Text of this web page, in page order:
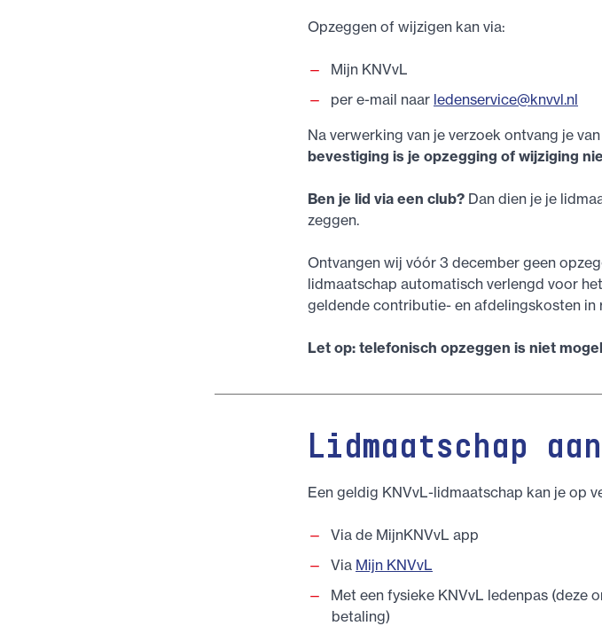
Opzeggen of wijzigen kan via:
Mijn KNVvL
per e-mail naar ledenservice@knvvl.nl
Na verwerking van je verzoek ontvang je
bevestiging is je opzegging of wijziging
Ben je lid via een club? Dan dien je je
zeggen.
Ontvangen wij vóór 3 december geen
lidmaatschap automatisch verlengd voor
geldende contributie- en afdelingskosten in
Let op: telefonisch opzeggen is niet
Lidmaatschap
Een geldig KNVvL-lidmaatschap kan je op
Via de MijnKNVvL app
Via Mijn KNVvL
Met een fysieke KNVvL ledenpas (deze
betaling)